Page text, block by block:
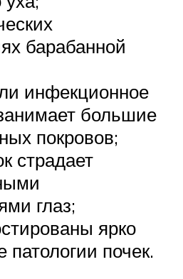
барабанной
инфекционное
большие
покровов;
страдает
глаз;
ярко
почек.